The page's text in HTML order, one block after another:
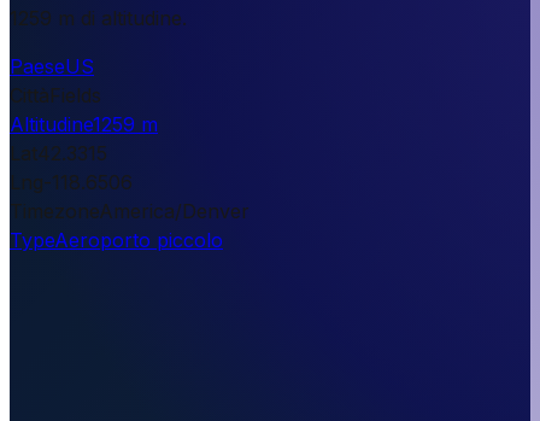
1259 m di altitudine.
PaeseUS
CittàFields
Altitudine1259 m
Lat42.3315
Lng-118.6506
TimezoneAmerica/Denver
TypeAeroporto piccolo